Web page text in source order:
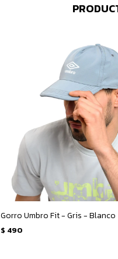
Gorro Umbro Fit - Gris - Blanco
$ 490